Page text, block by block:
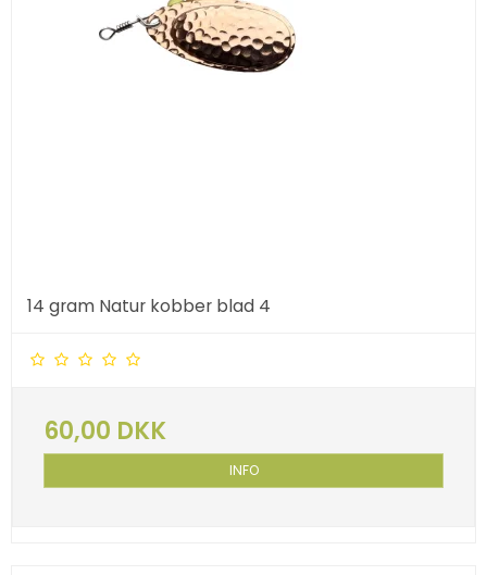
14 gram Natur kobber blad 4
60,00 DKK
INFO